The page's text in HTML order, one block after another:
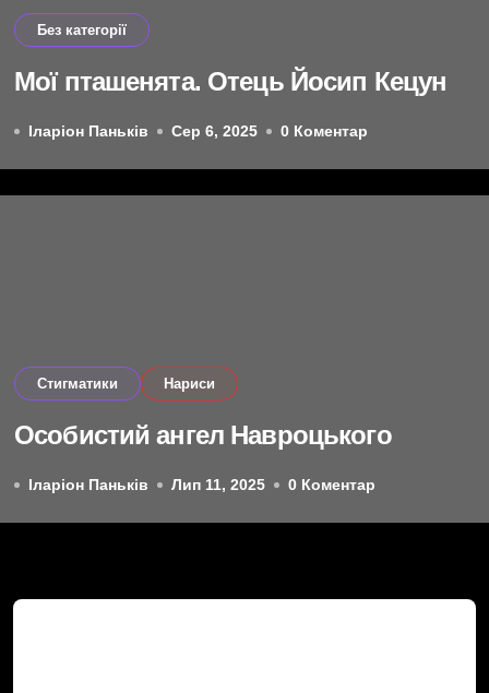
Без категорії
Мої пташенята. Отець Йосип Кецун
Іларіон Паньків Сер 6, 2025 0 Коментар
Cтигматики Нариси
Особистий ангел Навроцького
Іларіон Паньків Лип 11, 2025 0 Коментар